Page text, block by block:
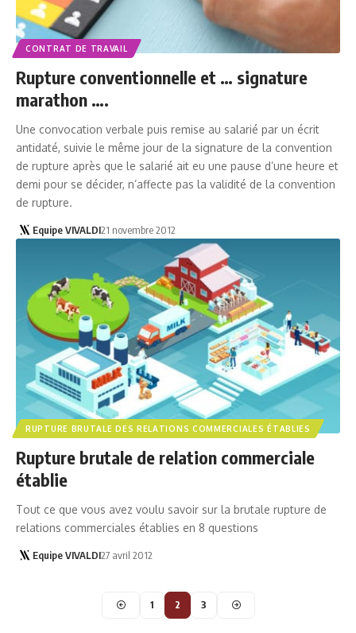
CONTRAT DE TRAVAIL
Rupture conventionnelle et … signature
marathon ….
Une convocation verbale puis remise au salarié par un écrit
antidaté, suivie le même jour de la signature de la convention
de rupture après que le salarié ait eu une pause d’une heure et
demi pour se décider, n’affecte pas la validité de la convention
de rupture.
Equipe VIVALDI21 novembre 2012
RUPTURE BRUTALE DES RELATIONS COMMERCIALES ÉTABLIES
Rupture brutale de relation commerciale
établie
Tout ce que vous avez voulu savoir sur la brutale rupture de
relations commerciales établies en 8 questions
Equipe VIVALDI27 avril 2012
1 2 3